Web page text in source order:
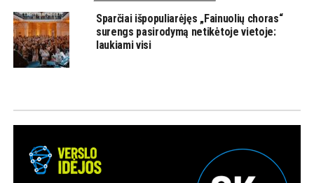
Sparčiai išpopuliarėjęs „Fainuolių choras“
surengs pasirodymą netikėtoje vietoje:
laukiami visi